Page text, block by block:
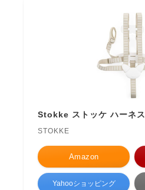
Stokke ストッケ ハーネス
STOKKE
Amazon
Yahooショッピング